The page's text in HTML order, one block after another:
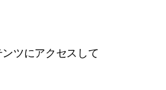
ツにアクセスして